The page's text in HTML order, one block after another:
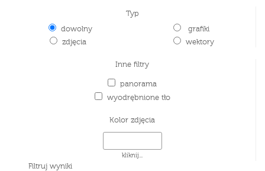
Typ
dowolny
zdjęcia
grafiki
wektory
Inne filtry
panorama
wyodrębnione tło
Kolor zdjęcia
kliknij...
Filtruj wyniki